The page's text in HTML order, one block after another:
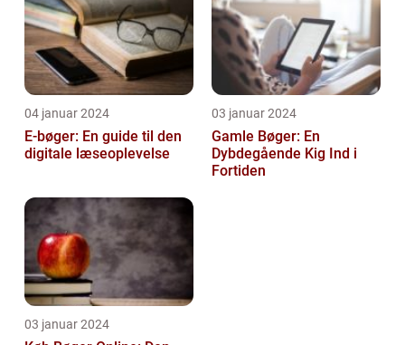
04 januar 2024
E-bøger: En guide til den
digitale læseoplevelse
03 januar 2024
Gamle Bøger: En
Dybdegående Kig Ind i
Fortiden
03 januar 2024